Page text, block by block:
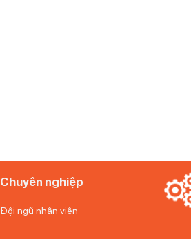
Chuyên nghiệp
Đội ngũ nhân viên